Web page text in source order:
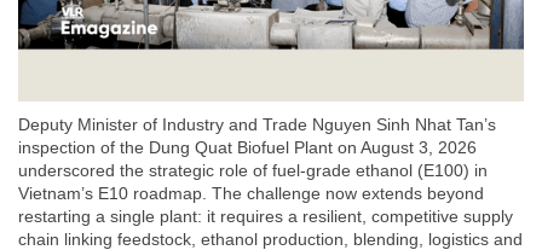
Deputy Minister of Industry and Trade Nguyen Sinh Nhat Tan’s
inspection of the Dung Quat Biofuel Plant on August 3, 2026
underscored the strategic role of fuel-grade ethanol (E100) in
Vietnam’s E10 roadmap. The challenge now extends beyond
restarting a single plant: it requires a resilient, competitive supply
chain linking feedstock, ethanol production, blending, logistics and